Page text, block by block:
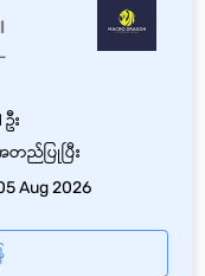
တည်ပြုပြီး
ဦး
Aug 2026